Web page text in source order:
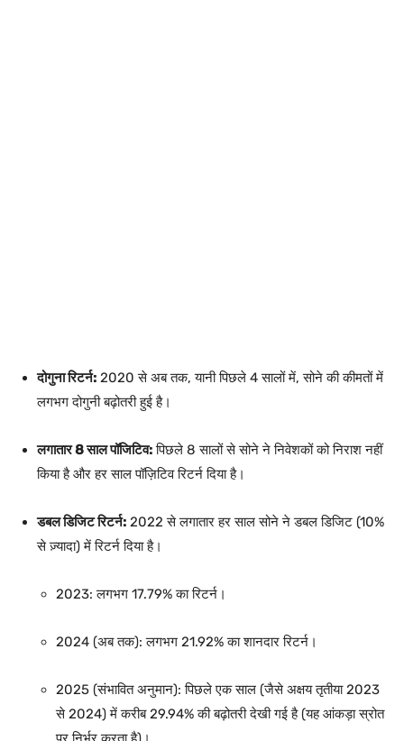
दोगुना रिटर्न: 2020 से अब तक, यानी पिछले 4 सालों में, सोने की कीमतों में
लगभग दोगुनी बढ़ोतरी हुई है।
लगातार 8 साल पॉजिटिव:पिछले 8 सालों से सोने ने निवेशकों को निराश नहीं
किया है और हर साल पॉज़िटिव रिटर्न दिया है।
डबल डिजिट रिटर्न: 2022 से लगातार हर साल सोने ने डबल डिजिट (10%
से ज़्यादा) में रिटर्न दिया है।
2023: लगभग 17.79% का रिटर्न।
2024 (अब तक): लगभग 21.92% का शानदार रिटर्न।
2025 (संभावित अनुमान): पिछले एक साल (जैसे अक्षय तृतीया 2023
से 2024) में करीब 29.94% की बढ़ोतरी देखी गई है (यह आंकड़ा स्रोत